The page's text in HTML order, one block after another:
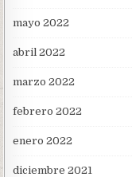
mayo 2022
abril 2022
marzo 2022
febrero 2022
enero 2022
diciembre 2021